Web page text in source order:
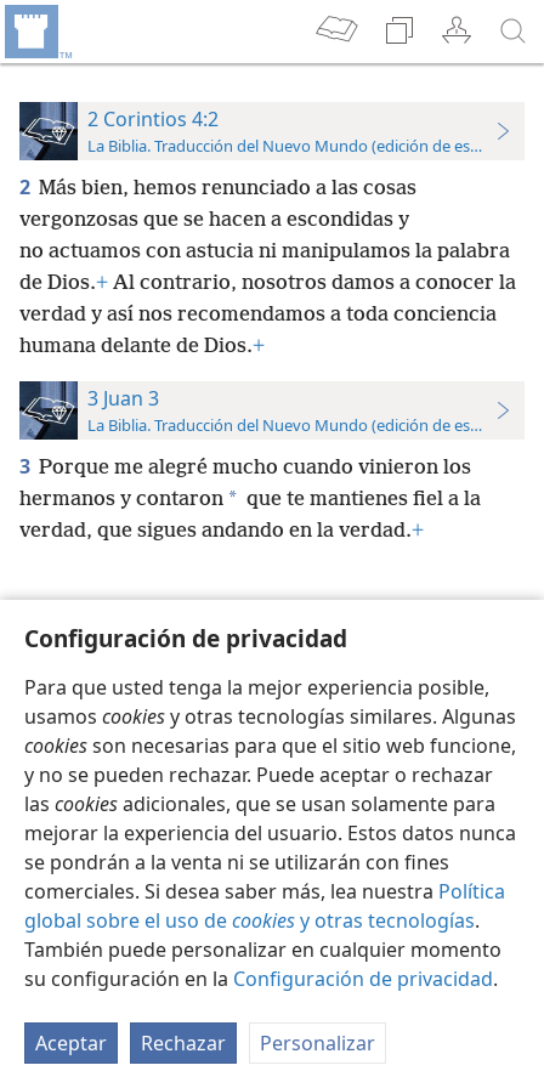
Configuración de privacidad
Para que usted tenga la mejor experiencia posible,
usamos cookiesy otras tecnologías similares. Algunas
cookiesson necesarias para que el sitio web funcione,
y no se pueden rechazar. Puede aceptar o rechazar
las cookiesadicionales, que se usan solamente para
mejorar la experiencia del usuario. Estos datos nunca
se pondrán a la venta ni se utilizarán con fines
comerciales. Si desea saber más, lea nuestra Política
global sobre el uso decookiesy otras tecnologías.
También puede personalizar en cualquier momento
su configuración en la Configuración de privacidad.
Aceptar Rechazar Personalizar
2 Corintios 4:2
La Biblia. Traducción del Nuevo Mundo (edición de estudio)
2 Más bien, hemos renunciado a las cosas
vergonzosas que se hacen a escondidas y
no actuamos con astucia ni manipulamos la palabra
de Dios.+ Al contrario, nosotros damos a conocer la
verdad y así nos recomendamos a toda conciencia
humana delante de Dios.+
3 Juan 3
La Biblia. Traducción del Nuevo Mundo (edición de estudio)
3 Porque me alegré mucho cuando vinieron los
hermanos y contaron * que te mantienes fiel a la
verdad, que sigues andando en la verdad.+
Español Configuración
Copyright© 2026 Watch Tower Bible and Tract Society of Pennsylvania
Condiciones de uso
Política de privacidad
Configuración de privacidad
JW.ORG Iniciar sesión